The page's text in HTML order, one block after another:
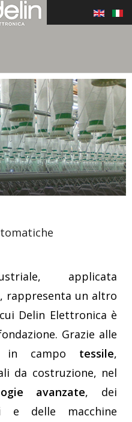
applicata
, rappresenta un altro
Delin Elettronica è
Grazie alle
in campo tessile,
da costruzione, nel
avanzate, dei
e delle macchine